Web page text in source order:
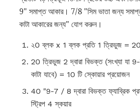
9" সমাপ্ত আকার। 7/8 "সিম ভাতা জন্য
কাটা আকারের জন্য" যোগ করুন।
২0 ব্লক x 1 ব্লক প্রতি 1 ত্রিভুজ =
20 ত্রিভুজ 2 দ্বারা বিভক্ত (সংখ্যা যা
কাটা যাবে) = 10 টি স্কোয়ার প্রয়োজন
40 "9-7 / 8 দ্বারা বিভক্ত ফ্যাব্রিক
স্ট্রিপ 4 স্কয়ার